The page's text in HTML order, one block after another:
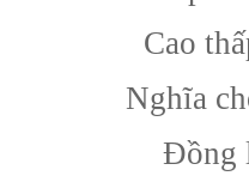
Cao
Nghĩa
Đồng